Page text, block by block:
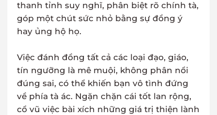
thanh tỉnh suy nghĩ, phân biệt rõ chính tà,
góp một chút sức nhỏ bằng sự đồng ý
hay ủng hộ họ.
Việc đánh đồng tất cả các loại đạo, giáo,
tín ngưỡng là mê muội, không phân nổi
đúng sai, có thể khiến bạn vô tình đứng
về phía tà ác. Ngặn chặn cái tốt lan rộng,
cổ vũ việc bài xích những giá trị thiện lành